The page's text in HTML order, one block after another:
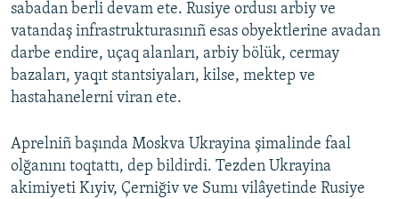
sabadan berli devam ete. Rusiye ordusı arbiy ve
vatandaş infrastrukturasınıñ esas obyektlerine avadan
darbe endire, uçaq alanları, arbiy bölük, cermay
bazaları, yaqıt stantsiyaları, kilse, mektep ve
hastahanelerni viran ete.
Aprelniñ başında Moskva Ukrayina şimalinde faal
olğanını toqtattı, dep bildirdi. Tezden Ukrayina
akimiyeti Kıyiv, Çerniğiv ve Sumı vilâyetinde Rusiye